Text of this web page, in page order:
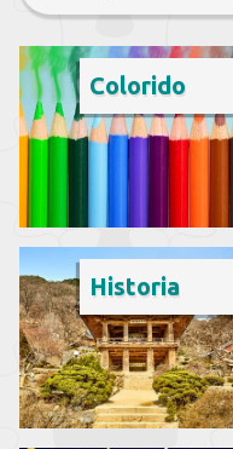
Colorido
Historia